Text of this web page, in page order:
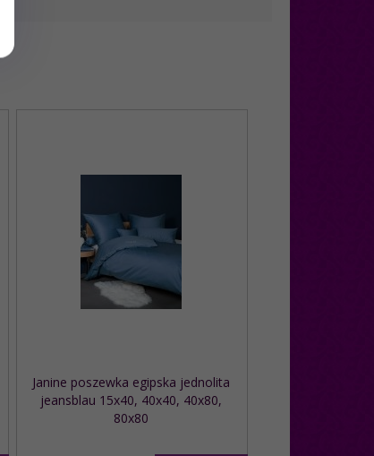
Janine poszewka egipska jednolita
jeansblau 15x40, 40x40, 40x80,
80x80